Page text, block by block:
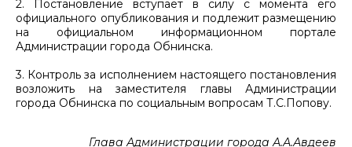
2. Постановление вступает в силу с момента его
официального опубликования и подлежит размещению
на официальном информационном портале
Администрации города Обнинска.
3. Контроль за исполнением настоящего постановления
возложить на заместителя главы Администрации
города Обнинска по социальным вопросам Т.С.Попову.
Глава Администрации города А.А.Авдеев